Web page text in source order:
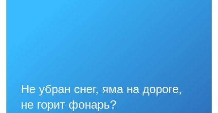
Не убран снег, яма на дороге,
не горит фонарь?